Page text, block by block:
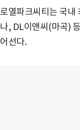
로열파크씨티는 국내
나, DL이앤씨(마곡)
어선다.